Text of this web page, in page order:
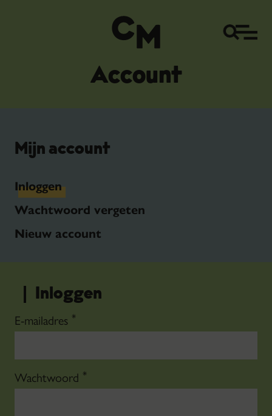
Account
Mijn account
Inloggen
Wachtwoord vergeten
Nieuw account
Inloggen
E-mailadres *
Wachtwoord *